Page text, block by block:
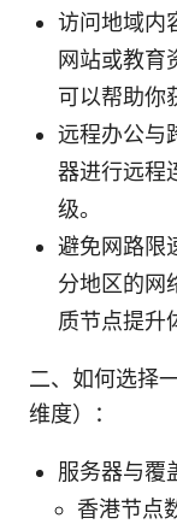
访问地域内
网站或教育
可以帮助你
远程办公与
器进行远程
级。
避免网路限
分地区的网
质节点提升
二、如何选择
维度）：
服务器与覆
香港节点